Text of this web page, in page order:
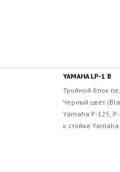
YAMAHA LP-1 B
Тройной блок
Черный цвет
Yamaha P-125,
к стойке